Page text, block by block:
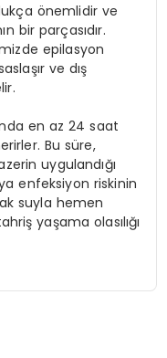
önemlidir ve
bir parçasıdır.
epilasyon
ve dış
en az 24 saat
Bu süre,
uygulandığı
enfeksiyon riskinin
suyla hemen
yaşama olasılığı